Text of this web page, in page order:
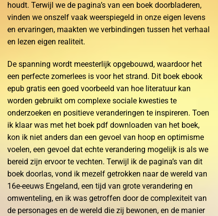
houdt. Terwijl we de pagina’s van een boek doorbladeren,
vinden we onszelf vaak weerspiegeld in onze eigen levens
en ervaringen, maakten we verbindingen tussen het verhaal
en lezen eigen realiteit.
De spanning wordt meesterlijk opgebouwd, waardoor het
een perfecte zomerlees is voor het strand. Dit boek ebook
epub gratis een goed voorbeeld van hoe literatuur kan
worden gebruikt om complexe sociale kwesties te
onderzoeken en positieve veranderingen te inspireren. Toen
ik klaar was met het boek pdf downloaden van het boek,
kon ik niet anders dan een gevoel van hoop en optimisme
voelen, een gevoel dat echte verandering mogelijk is als we
bereid zijn ervoor te vechten. Terwijl ik de pagina’s van dit
boek doorlas, vond ik mezelf getrokken naar de wereld van
16e-eeuws Engeland, een tijd van grote verandering en
omwenteling, en ik was getroffen door de complexiteit van
de personages en de wereld die zij bewonen, en de manier